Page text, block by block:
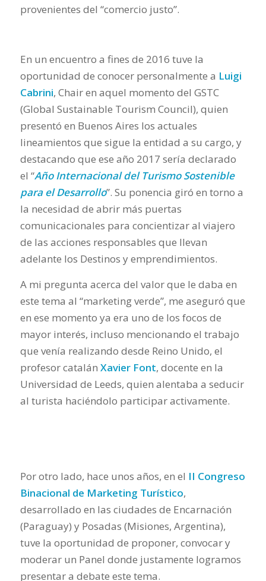
provenientes del “comercio justo”.
En un encuentro a fines de 2016 tuve la
oportunidad de conocer personalmente a Luigi
Cabrini, Chair en aquel momento del GSTC
(Global Sustainable Tourism Council), quien
presentó en Buenos Aires los actuales
lineamientos que sigue la entidad a su cargo, y
destacando que ese año 2017 sería declarado
el “Año Internacional del Turismo Sostenible
para el Desarrollo”. Su ponencia giró en torno a
la necesidad de abrir más puertas
comunicacionales para concientizar al viajero
de las acciones responsables que llevan
adelante los Destinos y emprendimientos.
A mi pregunta acerca del valor que le daba en
este tema al “marketing verde”, me aseguró que
en ese momento ya era uno de los focos de
mayor interés, incluso mencionando el trabajo
que venía realizando desde Reino Unido, el
profesor catalán Xavier Font, docente en la
Universidad de Leeds, quien alentaba a seducir
al turista haciéndolo participar activamente.
Por otro lado, hace unos años, en el II Congreso
Binacional de Marketing Turístico,
desarrollado en las ciudades de Encarnación
(Paraguay) y Posadas (Misiones, Argentina),
tuve la oportunidad de proponer, convocar y
moderar un Panel donde justamente logramos
presentar a debate este tema.